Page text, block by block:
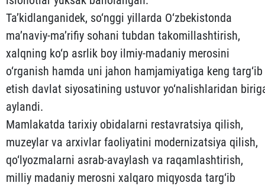
Ta’kidlanganidek, so‘nggi yillarda O‘zbekistonda
ma’naviy-ma’rifiy sohani tubdan takomillashtirish,
xalqning ko‘p asrlik boy ilmiy-madaniy merosini
o‘rganish hamda uni jahon hamjamiyatiga keng targ‘ib
etish davlat siyosatining ustuvor yo‘nalishlaridan
aylandi.
Mamlakatda tarixiy obidalarni restavratsiya qilish,
muzeylar va arxivlar faoliyatini modernizatsiya qilish,
qo‘lyozmalarni asrab-avaylash va raqamlashtirish,
milliy madaniy merosni xalqaro miqyosda targ‘ib